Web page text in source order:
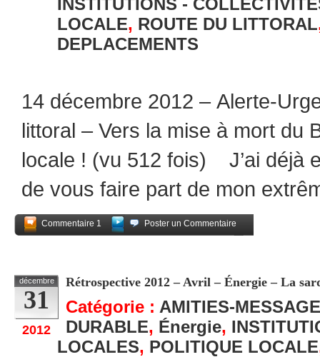
INSTITUTIONS -
LOCALE, ROUTE DU LITTORAL
DEPLACEMENTS
14 décembre 2012 – Alerte-
littoral – Vers la mise à mort du
locale ! (vu 512 fois) J’ai déjà
de vous faire part de mon
Commentaire 1
Poster un Commentaire
décembre
31
2012
Rétrospective 2012 – Avril – Énergie – La
Catégorie : AMITIES-
DURABLE, Énergie,
LOCALES, POLITIQUE LOCALE